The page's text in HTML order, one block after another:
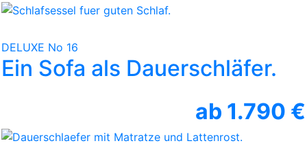
DELUXE No 16
Ein Sofa als Dauerschläfer.
ab 1.790 €